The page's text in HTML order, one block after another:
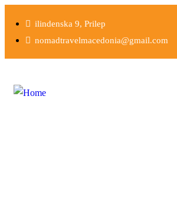
ilindenska 9, Prilep
nomadtravelmacedonia@gmail.com